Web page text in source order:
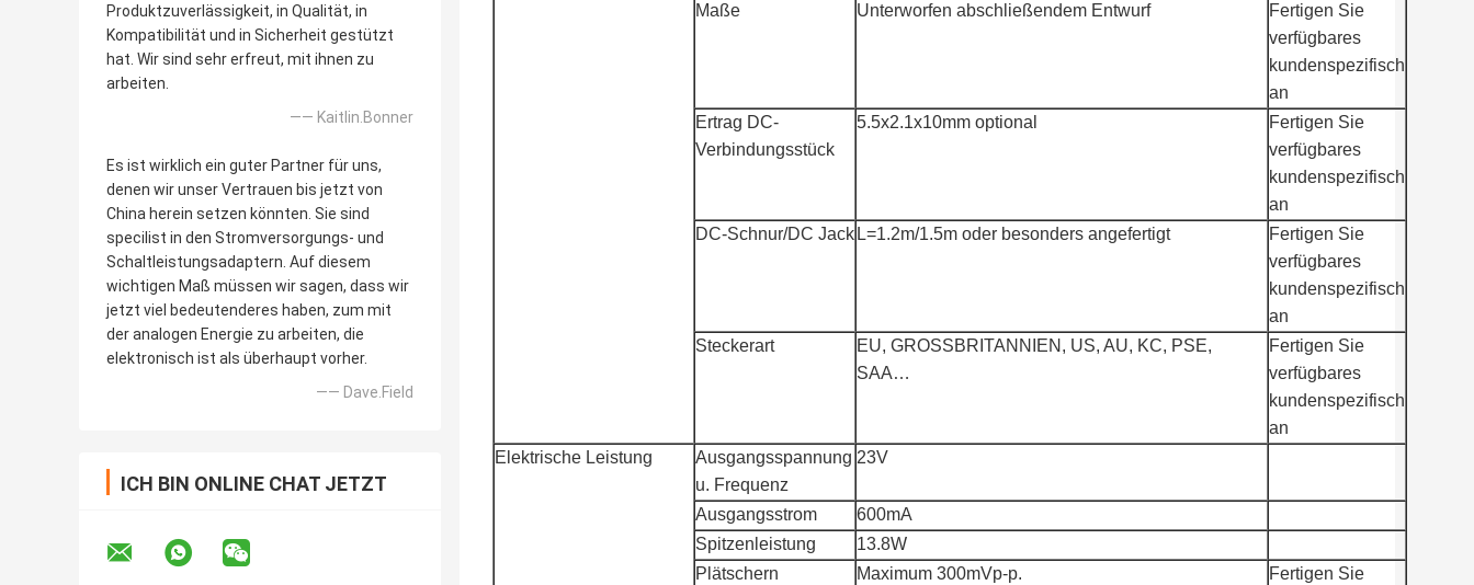
Produktzuverlässigkeit, in Qualität, in
Kompatibilität und in Sicherheit gestützt
hat. Wir sind sehr erfreut, mit ihnen zu
arbeiten.
—— Kaitlin.Bonner
Es ist wirklich ein guter Partner für uns,
denen wir unser Vertrauen bis jetzt von
China herein setzen könnten. Sie sind
specilist in den Stromversorgungs- und
Schaltleistungsadaptern. Auf diesem
wichtigen Maß müssen wir sagen, dass wir
jetzt viel bedeutenderes haben, zum mit
der analogen Energie zu arbeiten, die
elektronisch ist als überhaupt vorher.
—— Dave.Field
ICH BIN ONLINE CHAT JETZT
Maße
Unterworfen abschließendem Entwurf
Fertigen Sie
verfügbares
kundenspezifisch
an
Ertrag DC-
Verbindungsstück
5.5x2.1x10mm optional
Fertigen Sie
verfügbares
kundenspezifisch
an
DC-Schnur/DC Jack L=1.2m/1.5m oder besonders angefertigt
Fertigen Sie
verfügbares
kundenspezifisch
an
Steckerart
EU, GROSSBRITANNIEN, US, AU, KC, PSE,
SAA…
Fertigen Sie
verfügbares
kundenspezifisch
an
Elektrische Leistung
Ausgangsspannung
u. Frequenz
23V
Ausgangsstrom
600mA
Spitzenleistung
13.8W
Plätschern
Maximum 300mVp-p.
Fertigen Sie